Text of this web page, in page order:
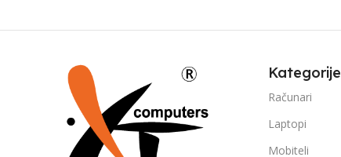
Kategorije
Računari
Laptopi
Mobiteli